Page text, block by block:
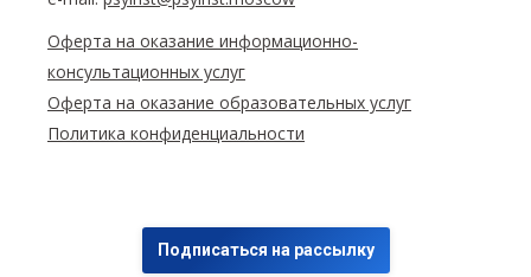
Оферта на оказание информационно-
консультационных услуг
Оферта на оказание образовательных услуг
Политика конфиденциальности
Подписаться на рассылку